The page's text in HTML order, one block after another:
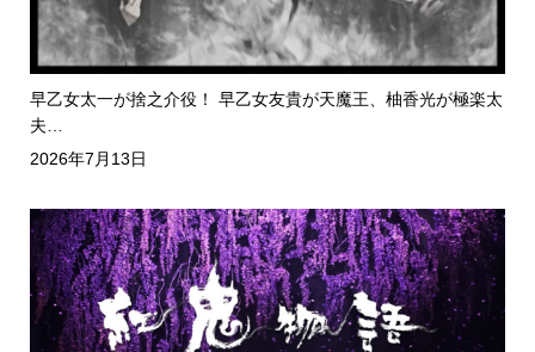
早乙女太一が捨之介役！ 早乙女友貴が天魔王、柚香光が極楽太
夫…
2026年7月13日